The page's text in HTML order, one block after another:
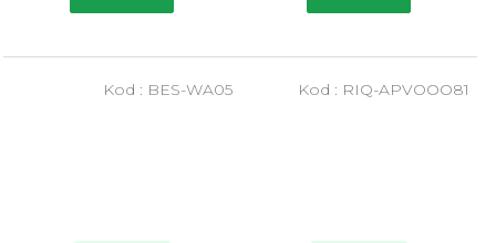
Kod : BES-WA05 Kod : RIQ-APVOOO81